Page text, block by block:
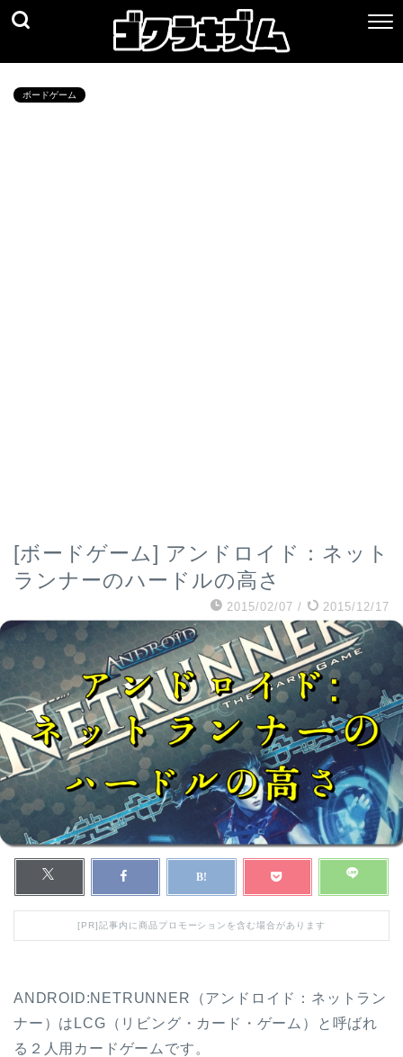
ボードゲーム
[ボードゲーム] アンドロイド：ネット
ランナーのハードルの高さ
2015/02/07 / 2015/12/17
[PR]記事内に商品プロモーションを含む場合があります
ANDROID:NETRUNNER（アンドロイド：ネットラン
ナー）はLCG（リビング・カード・ゲーム）と呼ばれ
る２人用カードゲームです。